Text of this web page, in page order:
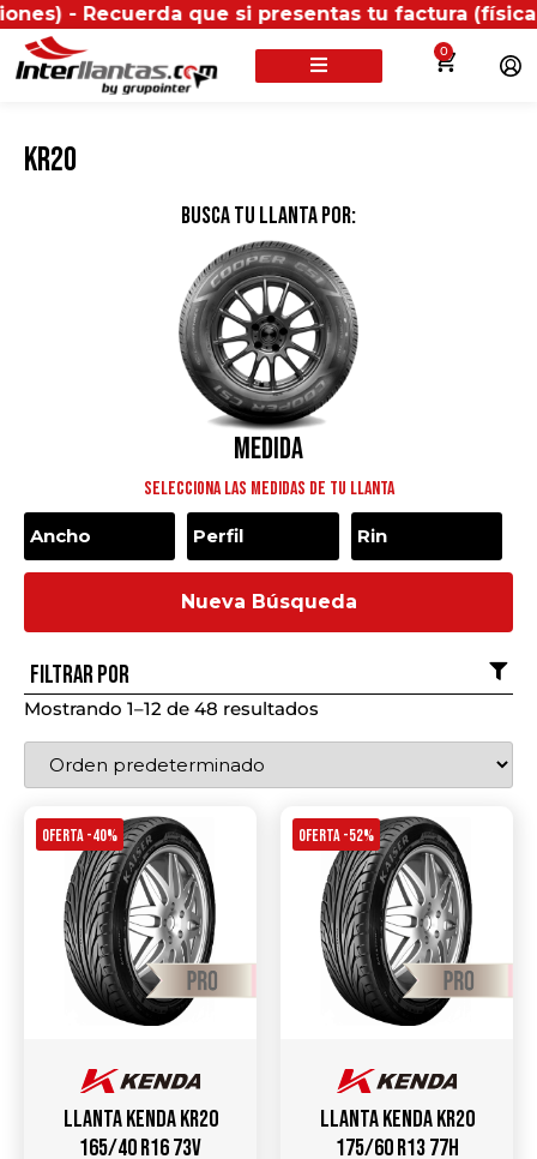
que si presentas tu factura (física o
0
KR20
BUSCA TU LLANTA POR:
Medida
Selecciona las medidas de tu llanta
Nueva Búsqueda
Filtrar por
Mostrando 1–12 de 48 resultados
OFERTA -40%
Llanta KENDA KR20
165/40 R16 73V
OFERTA -52%
Llanta KENDA KR20
175/60 R13 77H